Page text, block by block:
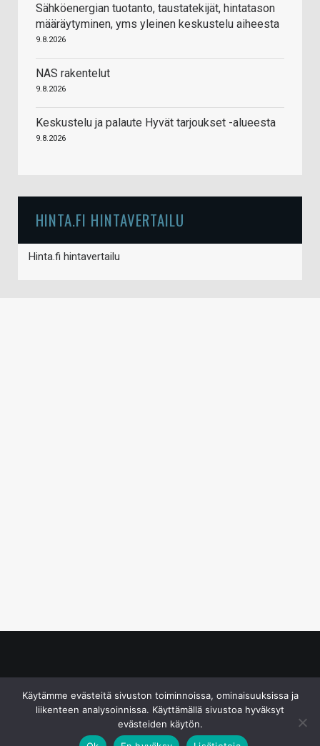
Sähköenergian tuotanto, taustatekijät, hintatason
määräytyminen, yms yleinen keskustelu aiheesta
9.8.2026
NAS rakentelut
9.8.2026
Keskustelu ja palaute Hyvät tarjoukset -alueesta
9.8.2026
HINTA.FI HINTAVERTAILU
Hinta.fi hintavertailu
Käytämme evästeitä sivuston toiminnoissa, ominaisuuksissa ja
liikenteen analysoinnissa. Käyttämällä sivustoa hyväksyt
evästeiden käytön.